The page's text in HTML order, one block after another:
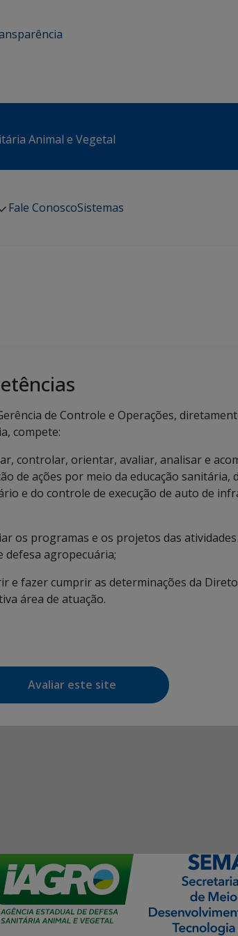
Animal e Vegetal
Fale ConoscoSistemas
de Controle e Operações,
compete:
controlar, orientar, avaliar, analisar e
de ações por meio da educação
e do controle de execução de auto de
os programas e os projetos das
defesa agropecuária;
e fazer cumprir as determinações da
área de atuação.
Avaliar este site